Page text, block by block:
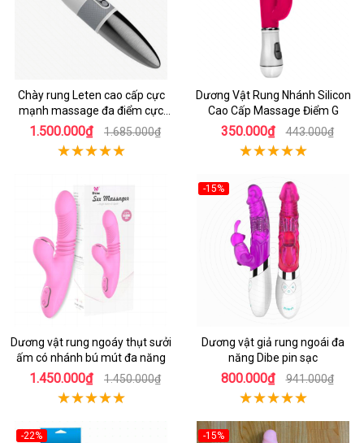
Chày rung Leten cao cấp cực
mạnh massage đa điểm cực
khoái cực phê
1.500.000₫ 1.685.000₫
Dương Vật Rung Nhánh Silicon
Cao Cấp Massage Điểm G
350.000₫ 443.000₫
Dương vật rung ngoáy thụt sưởi
ấm có nhánh bú mút đa năng
1.450.000₫ 1.450.000₫
-15%
Dương vật giả rung ngoái đa
năng Dibe pin sạc
800.000₫ 941.000₫
-22% -15%